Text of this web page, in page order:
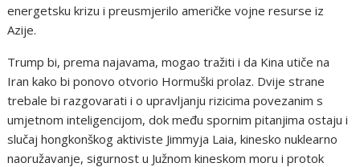
energetsku krizu i preusmjerilo američke vojne resurse iz
Azije.
Trump bi, prema najavama, mogao tražiti i da Kina utiče na
Iran kako bi ponovo otvorio Hormuški prolaz. Dvije strane
trebale bi razgovarati i o upravljanju rizicima povezanim s
umjetnom inteligencijom, dok među spornim pitanjima ostaju i
slučaj hongkonškog aktiviste Jimmyja Laia, kinesko nuklearno
naoružavanje, sigurnost u Južnom kineskom moru i protok